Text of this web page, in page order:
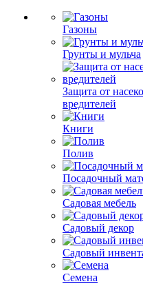
Газоны
Грунты и мульча
Защита от
вредителей
Книги
Полив
Посадочный
Садовая мебель
Садовый декор
Садовый
Семена